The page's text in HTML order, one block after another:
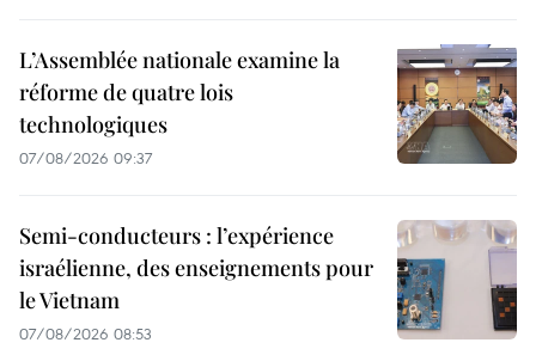
L’Assemblée nationale examine la
réforme de quatre lois
technologiques
07/08/2026 09:37
Semi-conducteurs : l’expérience
israélienne, des enseignements pour
le Vietnam
07/08/2026 08:53